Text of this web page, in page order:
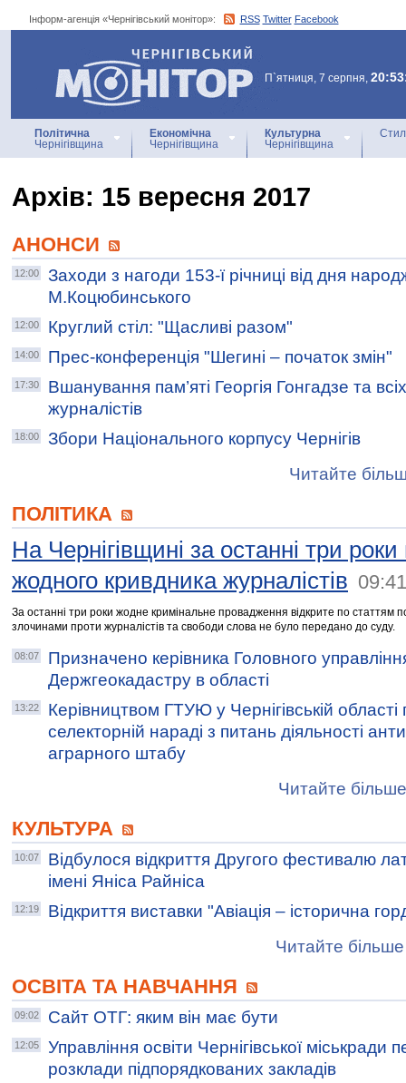
Інформ-агенція «Чернігівський монітор»: RSS Twitter Facebook
Інформ-агенція
«Чернігівський монітор»
П`ятниця, 7 серпня,
Політична
Чернігівщина
Економічна
Чернігівщина
Культурна
Чернігівщина
Архiв: 15 вересня 2017
АНОНСИ
12:00
Заходи з нагоди 153-ї річниці від дня
М.Коцюбинського
12:00 Круглий стіл: "Щасливі разом"
14:00 Прес-конференція "Шегині – початок змін"
17:30
Вшанування пам’яті Георгія Гонгадзе та
журналістів
18:00
Збори Національного корпусу Чернігів
Читайте
ПОЛІТИКА
На Чернігівщині за останні три
жодного кривдника журналістів 09:41
За останні три роки жодне кримінальне провадження відкрите по статтям
злочинами проти журналістів та свободи слова не було передано до суду.
08:07
Призначено керівника Головного
Держгеокадастру в області
13:22
Керівництвом ГТУЮ у Чернігівській
селекторній нараді з питань діяльності
аграрного штабу
Читайте
КУЛЬТУРА
10:07
Відбулося відкриття Другого фестивалю
імені Яніса Райніса
12:19
Відкриття виставки "Авіація – історична
Читайте більше
ОСВІТА ТА НАВЧАННЯ
09:02 Сайт ОТГ: яким він має бути
12:05
Управління освіти Чернігівської міськради
розклади підпорядкованих закладів